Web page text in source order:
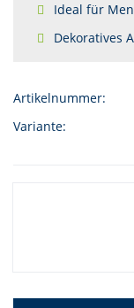
Ideal für
Dekoratives
Artikelnummer:
Variante: